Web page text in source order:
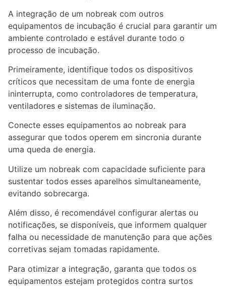
A integração de um nobreak com outros
equipamentos de incubação é crucial para garantir um
ambiente controlado e estável durante todo o
processo de incubação.
Primeiramente, identifique todos os dispositivos
críticos que necessitam de uma fonte de energia
ininterrupta, como controladores de temperatura,
ventiladores e sistemas de iluminação.
Conecte esses equipamentos ao nobreak para
assegurar que todos operem em sincronia durante
uma queda de energia.
Utilize um nobreak com capacidade suficiente para
sustentar todos esses aparelhos simultaneamente,
evitando sobrecarga.
Além disso, é recomendável configurar alertas ou
notificações, se disponíveis, que informem qualquer
falha ou necessidade de manutenção para que ações
corretivas sejam tomadas rapidamente.
Para otimizar a integração, garanta que todos os
equipamentos estejam protegidos contra surtos